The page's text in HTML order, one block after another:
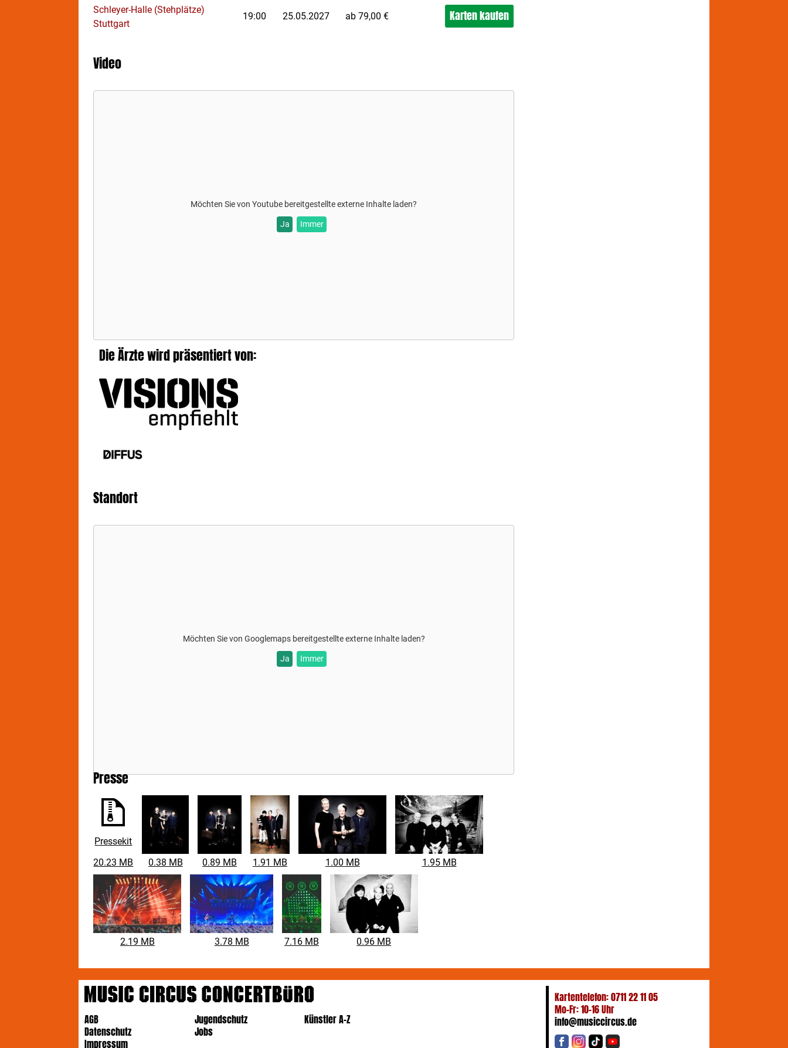
Schleyer-Halle (Stehplätze)
Stuttgart
19:00 25.05.2027 ab 79,00 € Karten kaufen
Video
Möchten Sie vonYoutube bereitgestellte externe Inhalte laden?
Ja Immer
Die Ärzte wird präsentiert von:
Standort
Möchten Sie von Googlemapsbereitgestellte externe Inhalte laden?
Ja Immer
Presse
Pressekit
20.23 MB
0.38 MB 0.89 MB 1.91 MB 1.00 MB 1.95 MB
2.19 MB 3.78 MB 7.16 MB 0.96 MB
AGB
Datenschutz
Impressum
Jugendschutz
Jobs
Künstler A-Z
Kartentelefon: 0711 22 11 05
Mo-Fr: 10-16 Uhr
info@musiccircus.de